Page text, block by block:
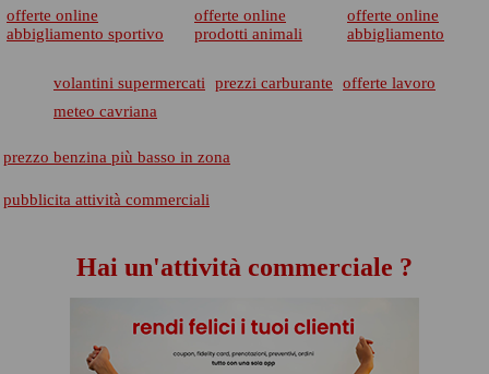
offerte online
abbigliamento sportivo
offerte online
prodotti animali
offerte online
abbigliamento
volantini supermercati prezzi carburante
offerte lavoro
meteo cavriana
prezzo benzina più basso in zona
pubblicita attività commerciali
Hai un'attività commerciale ?